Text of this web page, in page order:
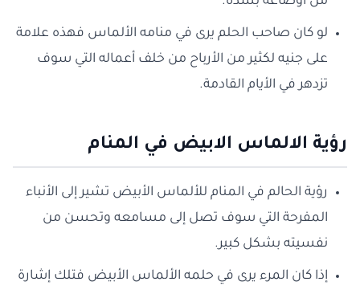
لو كان صاحب الحلم يرى في منامه الألماس فهذه علامة
على جنيه لكثير من الأرباح من خلف أعماله التي سوف
تزدهر في الأيام القادمة.
رؤية الالماس الابيض في المنام
رؤية الحالم في المنام للألماس الأبيض تشير إلى الأنباء
المفرحة التي سوف تصل إلى مسامعه وتحسن من
نفسيته بشكل كبير.
إذا كان المرء يرى في حلمه الألماس الأبيض فتلك إشارة